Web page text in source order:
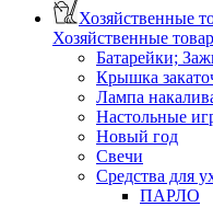
Хозяйственные
Хозяйственные
Батарейки;
Крышка
Лампа
Настольные
Новый год
Свечи
Средства для
ПАРЛО